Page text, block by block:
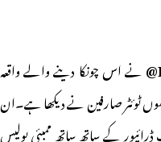
نے اس چونکا دینے والے واقعہ
ٹوئٹر صارفین نے دیکھا ہے۔ان
ڈرائیور کے ساتھ ساتھ ممبئی پولیس